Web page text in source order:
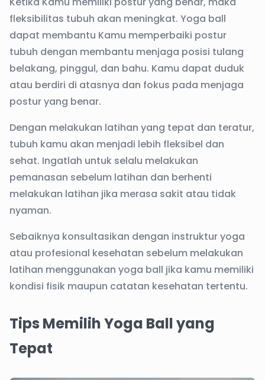
fleksibilitas tubuh akan meningkat. Yoga ball
dapat membantu Kamu memperbaiki postur
tubuh dengan membantu menjaga posisi tulang
belakang, pinggul, dan bahu. Kamu dapat duduk
atau berdiri di atasnya dan fokus pada menjaga
postur yang benar.
Dengan melakukan latihan yang tepat dan teratur,
tubuh kamu akan menjadi lebih fleksibel dan
sehat. Ingatlah untuk selalu melakukan
pemanasan sebelum latihan dan berhenti
melakukan latihan jika merasa sakit atau tidak
nyaman.
Sebaiknya konsultasikan dengan instruktur yoga
atau profesional kesehatan sebelum melakukan
latihan menggunakan yoga ball jika kamu memiliki
kondisi fisik maupun catatan kesehatan tertentu.
Tips Memilih Yoga Ball yang
Tepat